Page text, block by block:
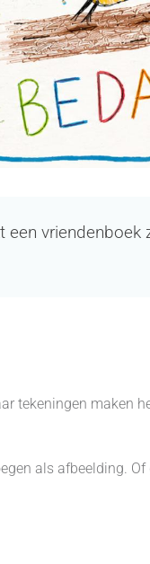
een vriendenboek
tekeningen maken
als afbeelding.